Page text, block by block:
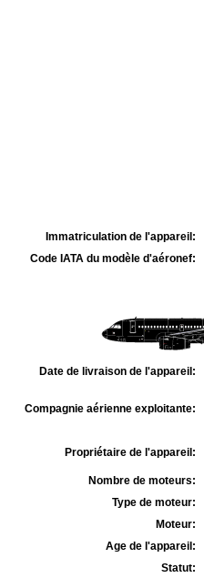
Immatriculation de l'appareil:
Code IATA du modèle d'aéronef:
Date de livraison de l'appareil:
Compagnie aérienne exploitante:
Propriétaire de l'appareil:
Nombre de moteurs:
Type de moteur:
Moteur:
Age de l'appareil:
Statut: